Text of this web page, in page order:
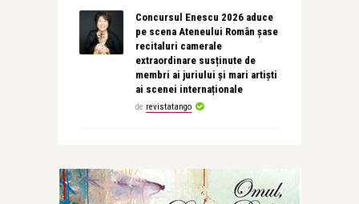
Concursul Enescu 2026 aduce
pe scena Ateneului Român șase
recitaluri camerale
extraordinare susținute de
membri ai juriului și mari artiști
ai scenei internaționale
de revistatango